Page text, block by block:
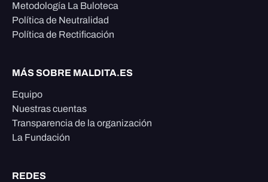
Metodología La Buloteca
Política de Neutralidad
Política de Rectificación
MÁS SOBRE MALDITA.ES
Equipo
Nuestras cuentas
Transparencia de la organización
La Fundación
REDES